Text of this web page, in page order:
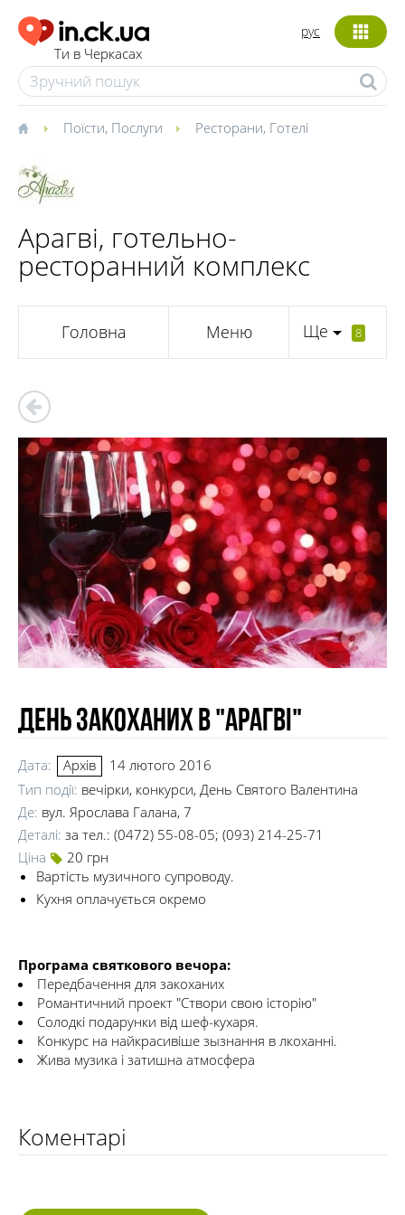
Ти в Черкасах
рус
Поїсти, Послуги Ресторани, Готелі
Арагві, готельно-
ресторанний комплекс
Головна Меню Ще 8
День закоханих в "Арагві"
Дата: Архів
14 лютого 2016
Тип події: вечірки, конкурси, День Святого Валентина
Де: вул. Ярослава Галана, 7
Деталі: за тел.: (0472) 55-08-05; (093) 214-25-71
Ціна
20 грн
Вартість музичного супроводу.
Кухня оплачується окремо
Програма святкового вечора:
Передбачення для закоханих
Романтичний проект "Створи свою історію"
Солодкі подарунки від шеф-кухаря.
Конкурс на найкрасивіше зызнання в лкоханні.
Жива музика і затишна атмосфера
Коментарі